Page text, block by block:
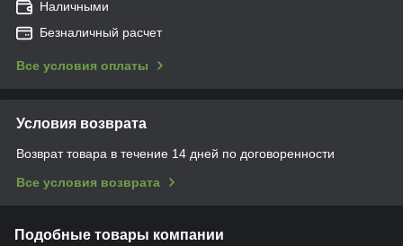
Наличными
Безналичный расчет
Все условия оплаты
Условия возврата
Возврат товара в течение 14 дней по договоренности
Все условия возврата
Подобные товары компании